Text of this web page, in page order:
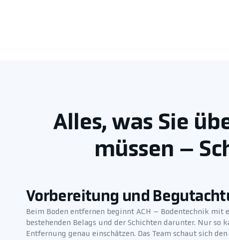
Alles, was Sie
müssen –
Vorbereitung und
Beim Boden entfernen beginnt ACH – Bodentechnik mit
bestehenden Belags und der Schichten darunter. Nur so
Entfernung genau einschätzen. Das Team schaut sich